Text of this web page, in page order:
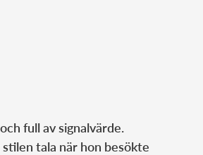
full av signalvärde.
tala när hon besökte